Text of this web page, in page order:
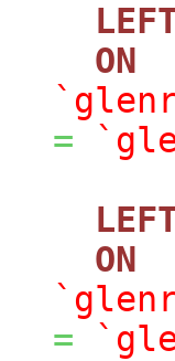
ON
=
ON
=